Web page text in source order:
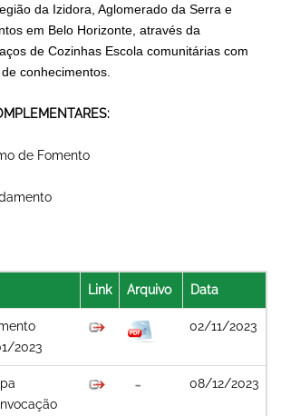
da Izidora, Aglomerado da Serra e
em Belo Horizonte, através da
de Cozinhas Escola comunitárias com
conhecimentos.
de Fomento
Link Arquivo Data
2023
02/11/2023
08/12/2023